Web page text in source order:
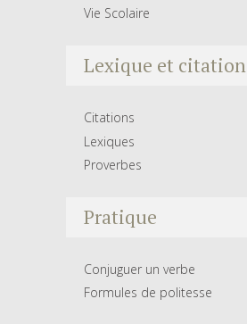
Vie Scolaire
Lexique et citation
Citations
Lexiques
Proverbes
Pratique
Conjuguer un verbe
Formules de politesse